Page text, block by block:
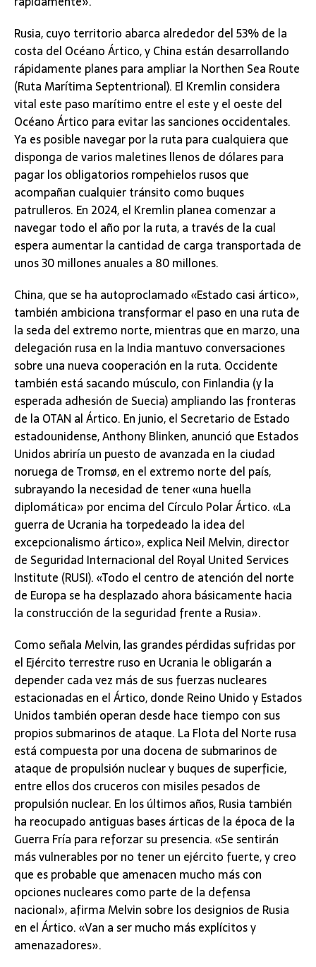
Rusia, cuyo territorio abarca alrededor del 53% de la
costa del Océano Ártico, y China están desarrollando
rápidamente planes para ampliar la Northen Sea Route
(Ruta Marítima Septentrional). El Kremlin considera
vital este paso marítimo entre el este y el oeste del
Océano Ártico para evitar las sanciones occidentales.
Ya es posible navegar por la ruta para cualquiera que
disponga de varios maletines llenos de dólares para
pagar los obligatorios rompehielos rusos que
acompañan cualquier tránsito como buques
patrulleros. En 2024, el Kremlin planea comenzar a
navegar todo el año por la ruta, a través de la cual
espera aumentar la cantidad de carga transportada de
unos 30 millones anuales a 80 millones.
China, que se ha autoproclamado «Estado casi ártico»,
también ambiciona transformar el paso en una ruta de
la seda del extremo norte, mientras que en marzo, una
delegación rusa en la India mantuvo conversaciones
sobre una nueva cooperación en la ruta. Occidente
también está sacando músculo, con Finlandia (y la
esperada adhesión de Suecia) ampliando las fronteras
de la OTAN al Ártico. En junio, el Secretario de Estado
estadounidense, Anthony Blinken, anunció que Estados
Unidos abriría un puesto de avanzada en la ciudad
noruega de Tromsø, en el extremo norte del país,
subrayando la necesidad de tener «una huella
diplomática» por encima del Círculo Polar Ártico. «La
guerra de Ucrania ha torpedeado la idea del
excepcionalismo ártico», explica Neil Melvin, director
de Seguridad Internacional del Royal United Services
Institute (RUSI). «Todo el centro de atención del norte
de Europa se ha desplazado ahora básicamente hacia
la construcción de la seguridad frente a Rusia».
Como señala Melvin, las grandes pérdidas sufridas por
el Ejército terrestre ruso en Ucrania le obligarán a
depender cada vez más de sus fuerzas nucleares
estacionadas en el Ártico, donde Reino Unido y Estados
Unidos también operan desde hace tiempo con sus
propios submarinos de ataque. La Flota del Norte rusa
está compuesta por una docena de submarinos de
ataque de propulsión nuclear y buques de superficie,
entre ellos dos cruceros con misiles pesados de
propulsión nuclear. En los últimos años, Rusia también
ha reocupado antiguas bases árticas de la época de la
Guerra Fría para reforzar su presencia. «Se sentirán
más vulnerables por no tener un ejército fuerte, y creo
que es probable que amenacen mucho más con
opciones nucleares como parte de la defensa
nacional», afirma Melvin sobre los designios de Rusia
en el Ártico. «Van a ser mucho más explícitos y
amenazadores».